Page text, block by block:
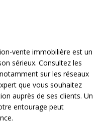
vente immobilière est un
sérieux. Consultez les
sur les réseaux
que vous souhaitez
auprès de ses clients. Un
entourage peut